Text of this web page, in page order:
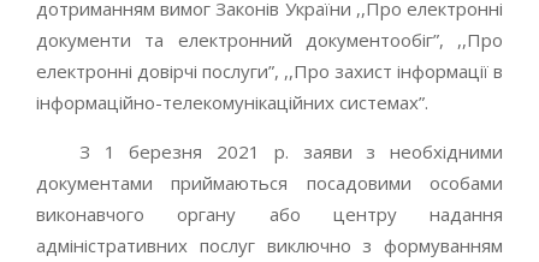
дотриманням вимог Законів України ,,Про електронні
документи та електронний документообіг”, ,,Про
електронні довірчі послуги”, ,,Про захист інформації в
інформаційно-телекомунікаційних системах”.
З 1 березня 2021 р. заяви з необхідними
документами приймаються посадовими особами
виконавчого органу або центру надання
адміністративних послуг виключно з формуванням